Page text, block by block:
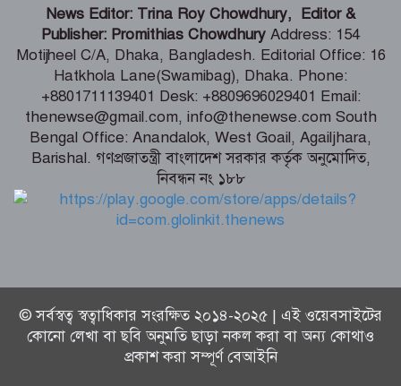
রাশিফল ও গ্রহদোষ প্রতিকারের উপায়
আজ সোমবার (১০ আগস্ট) পঞ্জিকা ও
ইতিহাসের এইদিনে
সৌদি আরবে সোফা কারখানায় ভয়াবহ
আগুন, নিহত ১৬ বাংলাদেশি
News Editor: Trina Roy Chowdhury, Editor &
Publisher: Promithias Chowdhury Address: 154
Motijheel C/A, Dhaka, Bangladesh. Editorial Office: 16
Hatkhola Lane(Swamibag), Dhaka. Phone:
+8801711139401 Desk: +8809696029401 Email:
thenewse@gmail.com, info@thenewse.com South
Bengal Office: Anandalok, West Goail, Agailjhara,
Barishal. গণপ্রজাতন্ত্রী বাংলাদেশ সরকার কর্তৃক অনুমোদিত,
নিবন্ধন নং ১৮৮
© সর্বস্বত্ব স্বত্বাধিকার সংরক্ষিত ২০১৪-২০২৫ | এই ওয়েবসাইটের
কোনো লেখা বা ছবি অনুমতি ছাড়া নকল করা বা অন্য কোথাও
প্রকাশ করা সম্পূর্ণ বেআইনি